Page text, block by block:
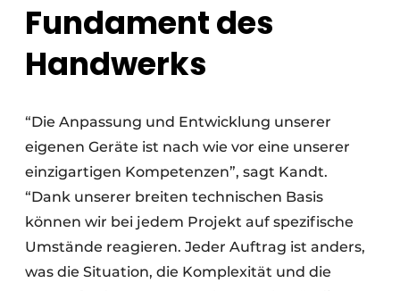
Fundament des
Handwerks
“Die Anpassung und Entwicklung unserer
eigenen Geräte ist nach wie vor eine unserer
einzigartigen Kompetenzen”, sagt Kandt.
“Dank unserer breiten technischen Basis
können wir bei jedem Projekt auf spezifische
Umstände reagieren. Jeder Auftrag ist anders,
was die Situation, die Komplexität und die